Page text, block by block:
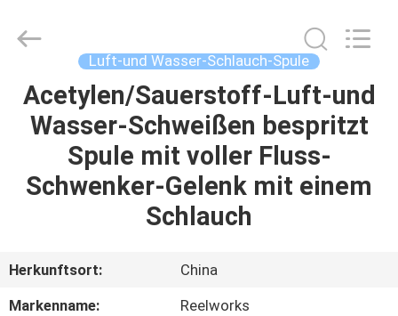
HEIM
PRODUKTE
ÜBER
UNS
Luft-und Wasser-Schlauch-Spule
Acetylen/Sauerstoff-Luft-und
Wasser-Schweißen bespritzt
Spule mit voller Fluss-
Schwenker-Gelenk mit einem
Schlauch
Herkunftsort:
China
Markenname:
Reelworks